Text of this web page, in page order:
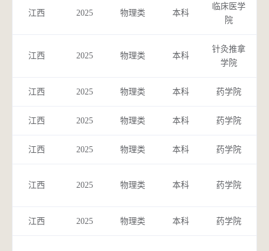
江西 2025 物理类 本科
临床医学
院
江西 2025 物理类 本科
针灸推拿
学院
江西 2025 物理类 本科 药学院
江西 2025 物理类 本科 药学院
江西 2025 物理类 本科 药学院
江西 2025 物理类 本科 药学院
江西 2025 物理类 本科 药学院